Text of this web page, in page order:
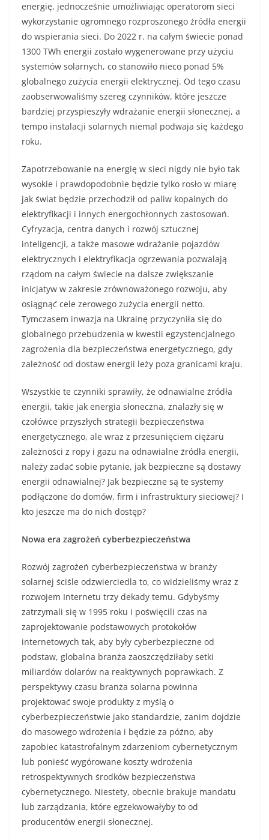
energię, jednocześnie umożliwiając operatorom sieci
wykorzystanie ogromnego rozproszonego źródła energii
do wspierania sieci. Do 2022 r. na całym świecie ponad
1300 TWh energii zostało wygenerowane przy użyciu
systemów solarnych, co stanowiło nieco ponad 5%
globalnego zużycia energii elektrycznej. Od tego czasu
zaobserwowaliśmy szereg czynników, które jeszcze
bardziej przyspieszyły wdrażanie energii słonecznej, a
tempo instalacji solarnych niemal podwaja się każdego
roku.
Zapotrzebowanie na energię w sieci nigdy nie było tak
wysokie i prawdopodobnie będzie tylko rosło w miarę
jak świat będzie przechodził od paliw kopalnych do
elektryfikacji i innych energochłonnych zastosowań.
Cyfryzacja, centra danych i rozwój sztucznej
inteligencji, a także masowe wdrażanie pojazdów
elektrycznych i elektryfikacja ogrzewania pozwalają
rządom na całym świecie na dalsze zwiększanie
inicjatyw w zakresie zrównoważonego rozwoju, aby
osiągnąć cele zerowego zużycia energii netto.
Tymczasem inwazja na Ukrainę przyczyniła się do
globalnego przebudzenia w kwestii egzystencjalnego
zagrożenia dla bezpieczeństwa energetycznego, gdy
zależność od dostaw energii leży poza granicami kraju.
Wszystkie te czynniki sprawiły, że odnawialne źródła
energii, takie jak energia słoneczna, znalazły się w
czołówce przyszłych strategii bezpieczeństwa
energetycznego, ale wraz z przesunięciem ciężaru
zależności z ropy i gazu na odnawialne źródła energii,
należy zadać sobie pytanie, jak bezpieczne są dostawy
energii odnawialnej? Jak bezpieczne są te systemy
podłączone do domów, firm i infrastruktury sieciowej? I
kto jeszcze ma do nich dostęp?
Nowa era zagrożeń cyberbezpieczeństwa
Rozwój zagrożeń cyberbezpieczeństwa w branży
solarnej ściśle odzwierciedla to, co widzieliśmy wraz z
rozwojem Internetu trzy dekady temu. Gdybyśmy
zatrzymali się w 1995 roku i poświęcili czas na
zaprojektowanie podstawowych protokołów
internetowych tak, aby były cyberbezpieczne od
podstaw, globalna branża zaoszczędziłaby setki
miliardów dolarów na reaktywnych poprawkach. Z
perspektywy czasu branża solarna powinna
projektować swoje produkty z myślą o
cyberbezpieczeństwie jako standardzie, zanim dojdzie
do masowego wdrożenia i będzie za późno, aby
zapobiec katastrofalnym zdarzeniom cybernetycznym
lub ponieść wygórowane koszty wdrożenia
retrospektywnych środków bezpieczeństwa
cybernetycznego. Niestety, obecnie brakuje mandatu
lub zarządzania, które egzekwowałyby to od
producentów energii słonecznej.